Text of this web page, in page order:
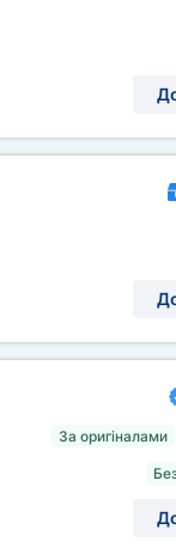
За оригіналами